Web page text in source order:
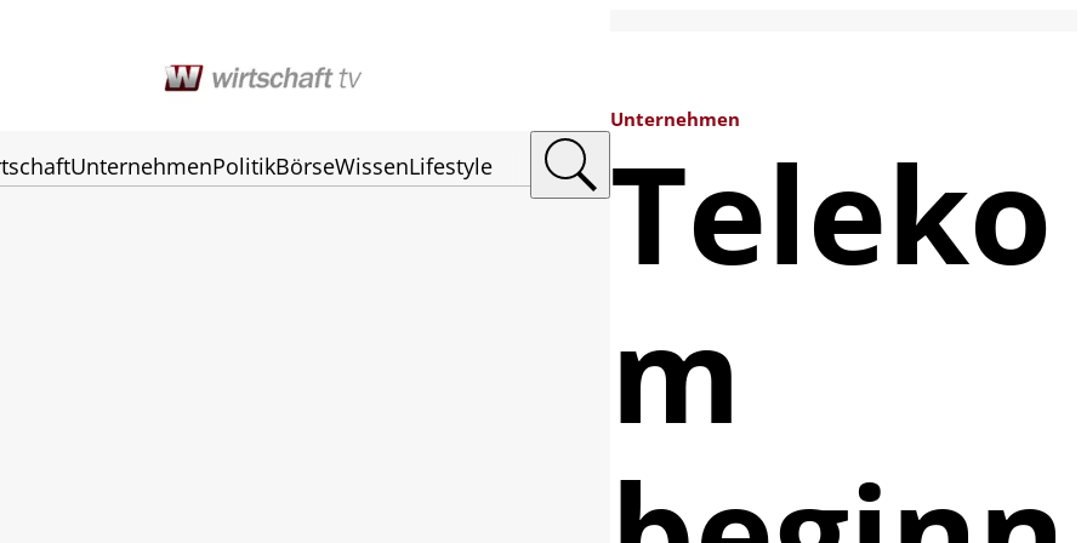
UnternehmenPolitikBörseWissenLifestyle
Unternehmen
Teleko
m